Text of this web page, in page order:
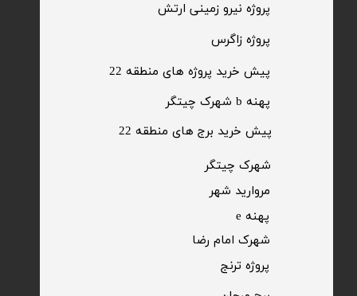
پیش خرید برج های منطقه 22
پهنه b شهرک چیتگر
پیش خرید پروژه های منطقه 22
​پروژه زاگرس
​پروژه ترنج
​پروژه نیرو زمینی ارتش
​شهرک چیتگر
مروارید شهر​​​​​​​
شهرک امام رضا
پهنه e